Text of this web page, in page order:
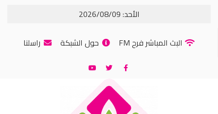
الأحد: 2026/08/09
البث المباشر فرح FM
حول الشبكة راسلنا